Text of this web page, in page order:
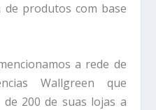
de produtos com base
a rede de
Wallgreen que
200 de suas lojas a